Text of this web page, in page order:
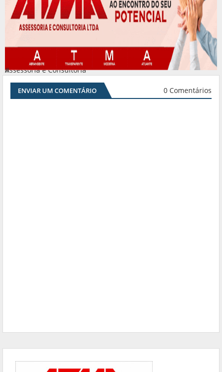
Assessoria e Consultoria
#
ENVIAR UM COMENTÁRIO 0 Comentários